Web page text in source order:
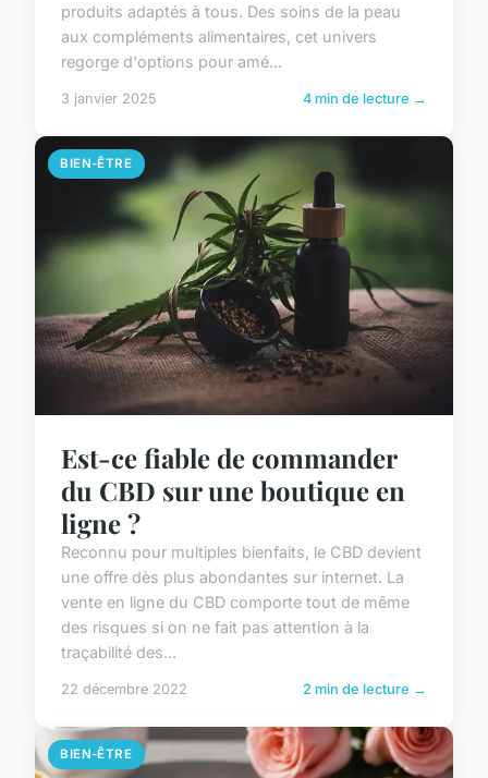
produits adaptés à tous. Des soins de la peau
aux compléments alimentaires, cet univers
regorge d'options pour amé...
3 janvier 2025 4 min de lecture →
BIEN-ÊTRE
Est-ce fiable de commander
du CBD sur une boutique en
ligne ?
Reconnu pour multiples bienfaits, le CBD devient
une offre dès plus abondantes sur internet. La
vente en ligne du CBD comporte tout de même
des risques si on ne fait pas attention à la
traçabilité des...
22 décembre 2022 2 min de lecture →
BIEN-ÊTRE